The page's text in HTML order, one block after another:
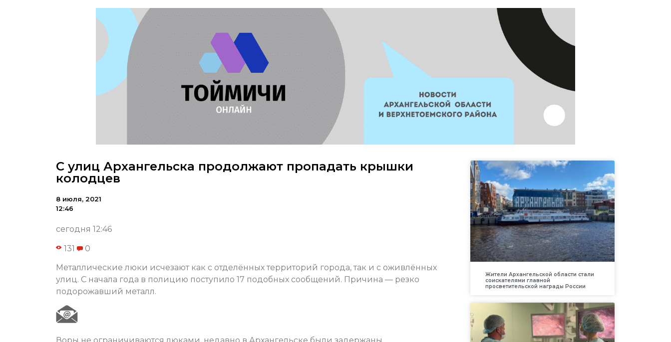
С улиц Архангельска продолжают пропадать крышки
колодцев
8 июля, 2021
12:46
сегодня 12:46
131 0
Металлические люки исчезают как с отделённых территорий города, так и с оживлённых
улиц. С начала года в полицию поступило 17 подобных сообщений. Причина — резко
подорожавший металл.
Жители Архангельской области стали
соискателями главной
просветительской награды России